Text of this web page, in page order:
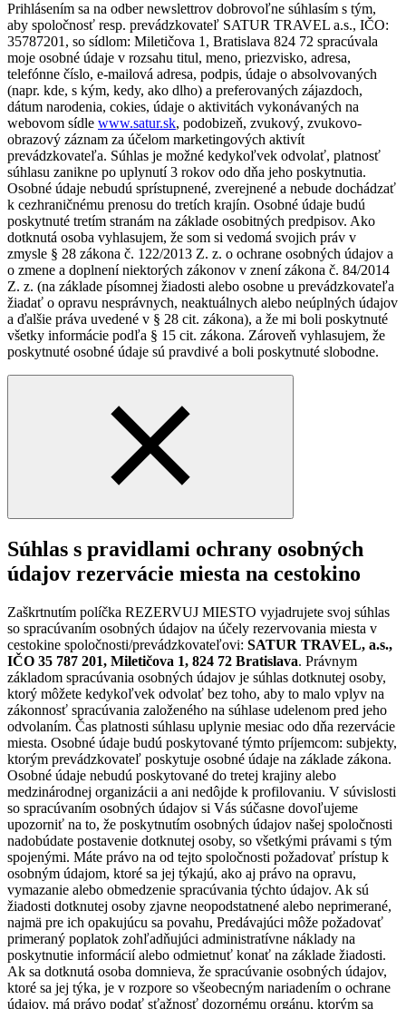
Prihlásením sa na odber newslettrov dobrovoľne súhlasím s tým,
aby spoločnosť resp. prevádzkovateľ SATUR TRAVEL a.s., IČO:
35787201, so sídlom: Miletičova 1, Bratislava 824 72 spracúvala
moje osobné údaje v rozsahu titul, meno, priezvisko, adresa,
telefónne číslo, e-mailová adresa, podpis, údaje o absolvovaných
(napr. kde, s kým, kedy, ako dlho) a preferovaných zájazdoch,
dátum narodenia, cokies, údaje o aktivitách vykonávaných na
webovom sídle www.satur.sk, podobizeň, zvukový, zvukovo-
obrazový záznam za účelom marketingových aktivít
prevádzkovateľa. Súhlas je možné kedykoľvek odvolať, platnosť
súhlasu zanikne po uplynutí 3 rokov odo dňa jeho poskytnutia.
Osobné údaje nebudú sprístupnené, zverejnené a nebude dochádzať
k cezhraničnému prenosu do tretích krajín. Osobné údaje budú
poskytnuté tretím stranám na základe osobitných predpisov. Ako
dotknutá osoba vyhlasujem, že som si vedomá svojich práv v
zmysle § 28 zákona č. 122/2013 Z. z. o ochrane osobných údajov a
o zmene a doplnení niektorých zákonov v znení zákona č. 84/2014
Z. z. (na základe písomnej žiadosti alebo osobne u prevádzkovateľa
žiadať o opravu nesprávnych, neaktuálnych alebo neúplných údajov
a ďalšie práva uvedené v § 28 cit. zákona), a že mi boli poskytnuté
všetky informácie podľa § 15 cit. zákona. Zároveň vyhlasujem, že
poskytnuté osobné údaje sú pravdivé a boli poskytnuté slobodne.
Súhlas s pravidlami ochrany osobných
údajov rezervácie miesta na cestokino
Zaškrtnutím políčka REZERVUJ MIESTO vyjadrujete svoj súhlas
so spracúvaním osobných údajov na účely rezervovania miesta v
cestokine spoločnosti/prevádzkovateľovi: SATUR TRAVEL, a.s.,
IČO 35 787 201, Miletičova 1, 824 72 Bratislava. Právnym
základom spracúvania osobných údajov je súhlas dotknutej osoby,
ktorý môžete kedykoľvek odvolať bez toho, aby to malo vplyv na
zákonnosť spracúvania založeného na súhlase udelenom pred jeho
odvolaním. Čas platnosti súhlasu uplynie mesiac odo dňa rezervácie
miesta. Osobné údaje budú poskytované týmto príjemcom: subjekty,
ktorým prevádzkovateľ poskytuje osobné údaje na základe zákona.
Osobné údaje nebudú poskytované do tretej krajiny alebo
medzinárodnej organizácii a ani nedôjde k profilovaniu. V súvislosti
so spracúvaním osobných údajov si Vás súčasne dovoľujeme
upozorniť na to, že poskytnutím osobných údajov našej spoločnosti
nadobúdate postavenie dotknutej osoby, so všetkými právami s tým
spojenými. Máte právo na od tejto spoločnosti požadovať prístup k
osobným údajom, ktoré sa jej týkajú, ako aj právo na opravu,
vymazanie alebo obmedzenie spracúvania týchto údajov. Ak sú
žiadosti dotknutej osoby zjavne neopodstatnené alebo neprimerané,
najmä pre ich opakujúcu sa povahu, Predávajúci môže požadovať
primeraný poplatok zohľadňujúci administratívne náklady na
poskytnutie informácií alebo odmietnuť konať na základe žiadosti.
Ak sa dotknutá osoba domnieva, že spracúvanie osobných údajov,
ktoré sa jej týka, je v rozpore so všeobecným nariadením o ochrane
údajov, má právo podať sťažnosť dozornému orgánu, ktorým sa